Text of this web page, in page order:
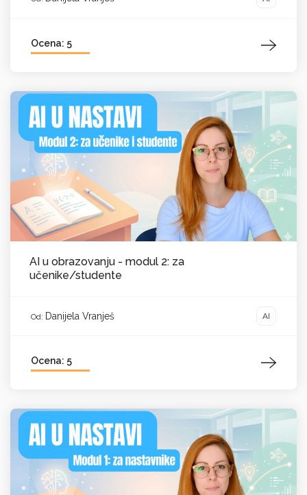
Ocena: 5
AI u obrazovanju - modul 2: za
učenike/studente
Od: Danijela Vranješ AI
Ocena: 5